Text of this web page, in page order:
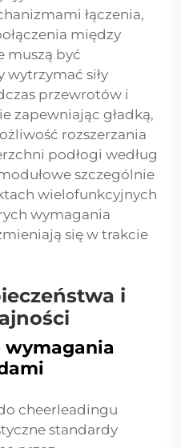
łączenia,
między
muszą być
wytrzymać siły
przewrotów i
zapewniając gładką,
rozszerzania
podłogi według
szczególnie
wielofunkcyjnych
wymagania
się w trakcie
i
wymagania
cheerleadingu
standardy